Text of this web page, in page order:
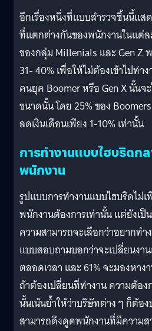
อีกเรื่องหนึ่งที่แบบสำรวจชิ้นนี้แส
ที่แตกต่างกันของพนักงานในแต่ล
ของกลุ่ม Millenials และ Gen Z
31- 40% เพื่อให้ไม่ต้องเข้าไปท
คนยุค Boomer หรือ Gen X นั้น
ขนาดนั้น โดย 25% ของ
ลดเงินเดือนเพียง 1-10% เท่านั้น
การทำงานแบบไฮบริดก
พนักงาน
รูปแบบการทำงานแบบไฮบริดไม่
พนักงานต้องการเท่านั้น แต่ยังเ
ความสามารถจะเลือกว่าอยากท
แบบสอบถามบอกว่าจะเปลี่ยนง
ตลอดเวลา และ 61% จะมองหา
ถ้าต้องเปลี่ยนที่ทำงาน ความต้อ
นั้นเน้นย้ำให้ว่าบริษัทต่าง ๆ ก็ต้อ
สามารถดึงดูดพนักงานที่มีความ